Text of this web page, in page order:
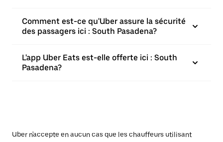
Comment est-ce qu'Uber assure la sécurité
des passagers ici : South Pasadena?
L'app Uber Eats est-elle offerte ici : South
Pasadena?
Uber n'accepte en aucun cas que les chauffeurs utilisant